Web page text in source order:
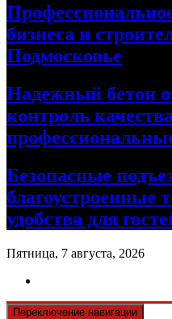
бизнеса и
Подмосковье
Надежный бетон
контроль
Безопасные
благоустроенные
удобства для
Пятница, 7 августа, 2026
Переключение навигации